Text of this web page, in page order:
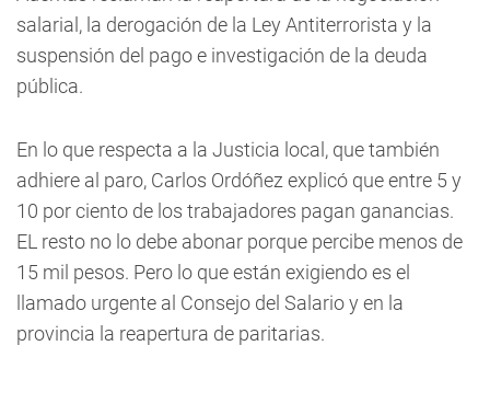
salarial, la derogación de la Ley Antiterrorista y la
suspensión del pago e investigación de la deuda
pública.
En lo que respecta a la Justicia local, que también
adhiere al paro, Carlos Ordóñez explicó que entre 5 y
10 por ciento de los trabajadores pagan ganancias.
EL resto no lo debe abonar porque percibe menos de
15 mil pesos. Pero lo que están exigiendo es el
llamado urgente al Consejo del Salario y en la
provincia la reapertura de paritarias.